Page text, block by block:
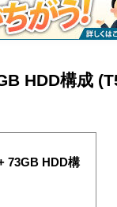
HDD構成
73GB HDD構